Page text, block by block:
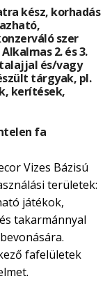
kész, korhadás
szer
2. és 3.
és/vagy
tárgyak, pl.
kerítések,
fa
Vizes Bázisú
területek:
játékok,
takarmánnyal
fafelületek